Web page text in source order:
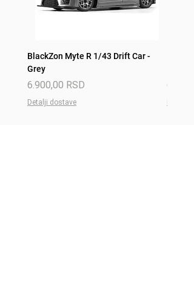
BlackZon Myte R 1/43 Drift Car -
Grey
Price
6.900,00 RSD
Detalji dostave
Price